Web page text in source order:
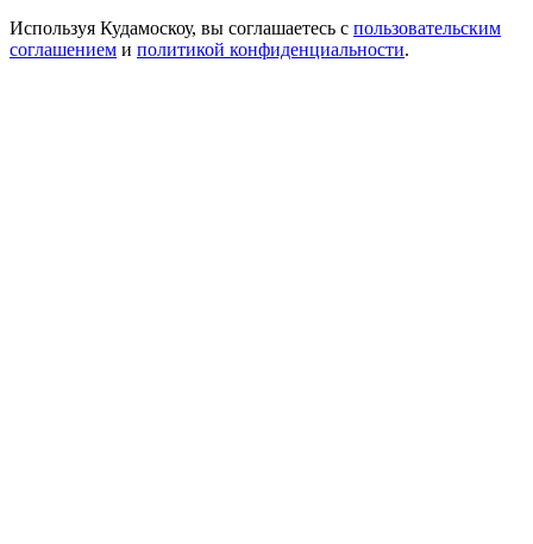
Используя Кудамоскоу, вы соглашаетесь с пользовательским
соглашением и политикой конфиденциальности.